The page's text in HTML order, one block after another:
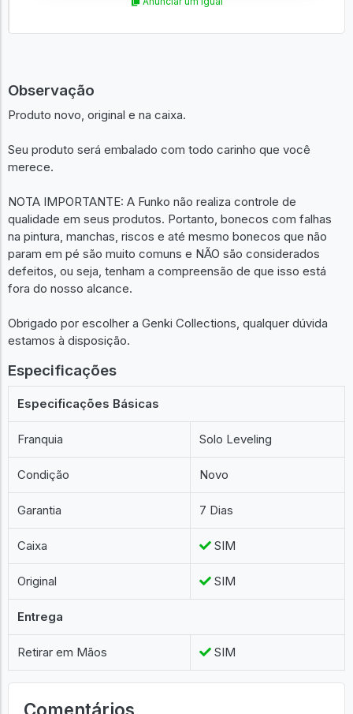
Observação
Produto novo, original e na caixa.
Seu produto será embalado com todo carinho que você
merece.
NOTA IMPORTANTE: A Funko não realiza controle de
qualidade em seus produtos. Portanto, bonecos com falhas
na pintura, manchas, riscos e até mesmo bonecos que não
param em pé são muito comuns e NÃO são considerados
defeitos, ou seja, tenham a compreensão de que isso está
fora do nosso alcance.
Obrigado por escolher a Genki Collections, qualquer dúvida
estamos à disposição.
Especificações
Especificações Básicas
Franquia Solo Leveling
Condição Novo
Garantia 7 Dias
Caixa SIM
Original SIM
Entrega
Retirar em Mãos SIM
Comentários